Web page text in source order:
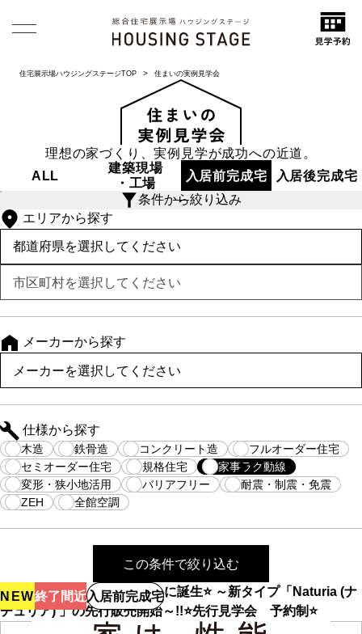
住宅展示場ハウジングステージTOP 住まいの実例見学会
理想の家づくり、実例見学が成功への近道。
ALL
建築現場
・工場
入居前完成宅 入居後完成宅
条件から絞り込み
エリアから探す
メーカーから探す
仕様から探す
木造 鉄骨造 コンクリート造
フルオーダー住宅
セミオーダー住宅
規格住宅
家事ラク動線
変形・狭小地活用
バリアフリー
耐震・制震・免震
ZEH
全館空調
この条件で絞り込む
NEW終了間近入居前完成宅
⭐一条の北欧スタイルがついに誕生⭐ ～新タイプ「Naturia (ナ
チュリア) 」の先行販売開始～!!⭐先行見学会 予約制⭐